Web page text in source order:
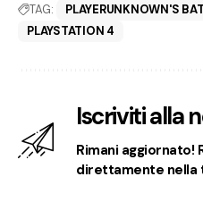
TAG: PLAYERUNKNOWN'S
PLAYSTATION 4
Iscriviti alla
Rimani aggiornato!
direttamente nella